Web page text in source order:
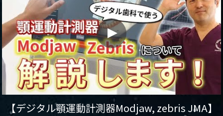
【デジタル顎運動計測器Modjaw, zebris JMA】